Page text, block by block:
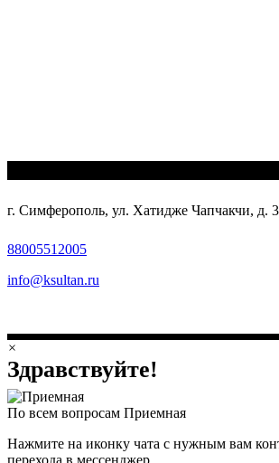
г. Симферополь, ул. Хатидже Чапчакчи, д.
88005512005
info@ksultan.ru
×
Здравствуйте!
По всем вопросам Приемная
Нажмите на иконку чата с нужным вам